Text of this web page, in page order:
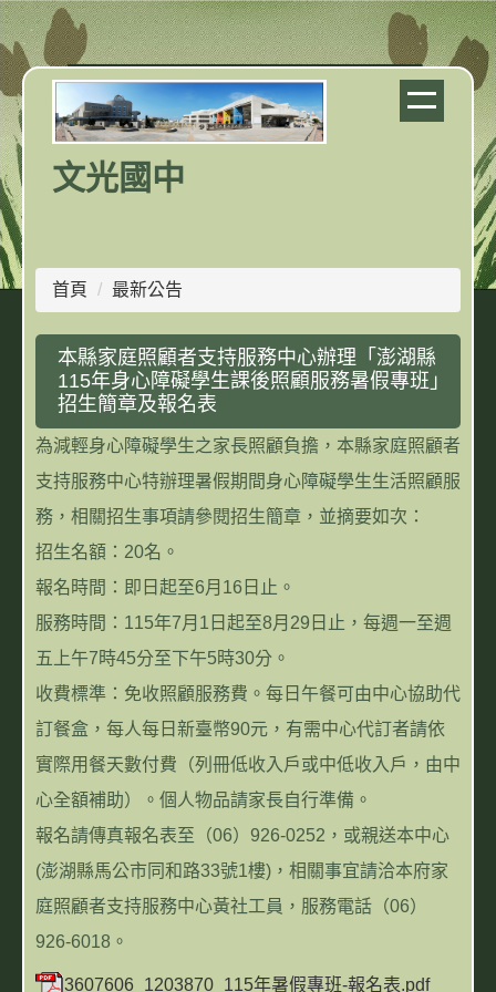
跳
到
主
要
內
容
區
文光國中
首頁 最新公告
本縣家庭照顧者支持服務中心辦理「澎湖縣
115年身心障礙學生課後照顧服務暑假專班」
招生簡章及報名表
為減輕身心障礙學生之家長照顧負擔，本縣家庭照顧者
支持服務中心特辦理暑假期間身心障礙學生生活照顧服
務，相關招生事項請參閱招生簡章，並摘要如次：
招生名額：20名。
報名時間：即日起至6月16日止。
服務時間：115年7月1日起至8月29日止，每週一至週
五上午7時45分至下午5時30分。
收費標準：免收照顧服務費。每日午餐可由中心協助代
訂餐盒，每人每日新臺幣90元，有需中心代訂者請依
實際用餐天數付費（列冊低收入戶或中低收入戶，由中
心全額補助）。個人物品請家長自行準備。
報名請傳真報名表至（06）926-0252，或親送本中心
(澎湖縣馬公市同和路33號1樓)，相關事宜請洽本府家
庭照顧者支持服務中心黃社工員，服務電話（06）
926-6018。
3607606_1203870_115年暑假專班-報名表.pdf